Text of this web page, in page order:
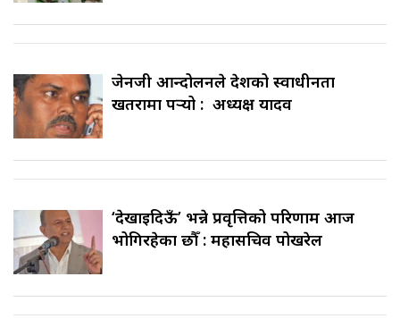
जेनजी आन्दोलनले देशको स्वाधीनता
खतरामा पर्‍यो : अध्यक्ष यादव
‘देखाइदिऊँ’ भन्ने प्रवृत्तिको परिणाम आज
भोगिरहेका छौँ : महासचिव पोखरेल